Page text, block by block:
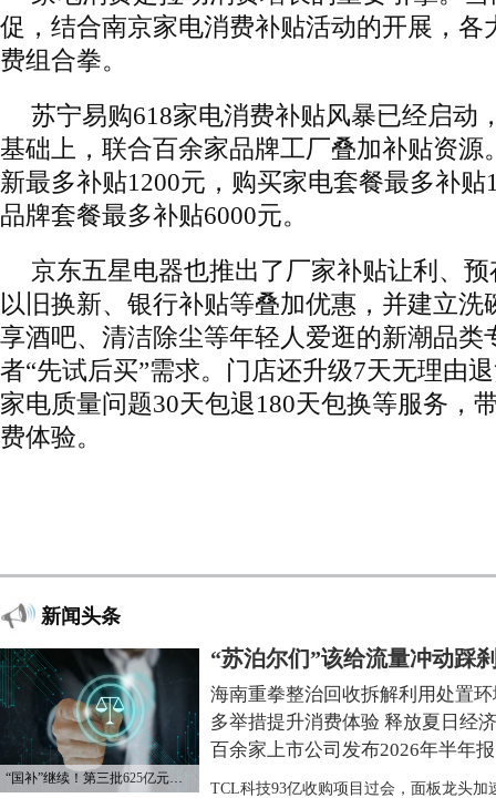
促，结合南京家电消费补贴活动的开展，各
费组合拳。
苏宁易购618家电消费补贴风暴已经启动
基础上，联合百余家品牌工厂叠加补贴资源
新最多补贴1200元，购买家电套餐最多补
品牌套餐最多补贴6000元。
京东五星电器也推出了厂家补贴让利、
以旧换新、银行补贴等叠加优惠，并建立洗
享酒吧、清洁除尘等年轻人爱逛的新潮品类
者“先试后买”需求。门店还升级7天无理由
家电质量问题30天包退180天包换等服务，
费体验。
新闻头条
“国补”继续！第三批625亿元资金已下达
“苏泊尔们”该给流量冲动踩
海南重拳整治回收拆解利用处置
多举措提升消费体验 释放夏日经
百余家上市公司发布2026年半年报
TCL科技93亿收购项目过会，面板龙头加